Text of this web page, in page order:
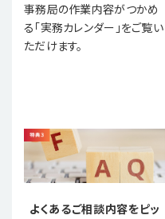
事務局の作業内容がつかめ
る「実務カレンダー」をご覧い
ただけます。
よくあるご相談内容をピッ